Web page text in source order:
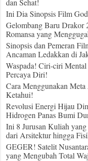
dan Sehat!
Ini Dia Sinopsis Film
Gelombang Baru Drakor
Romansa yang
Sinopsis dan Pemeran
Ancaman Ledakkan di
Waspada! Ciri-ciri
Percaya Diri!
Cara Menggunakan
Ketahui!
Revolusi Energi Hijau
Hidrogen Panas Bumi
Ini 8 Jurusan Kuliah
dari Arsitektur hingga
GEGER! Satelit
yang Mengubah Total